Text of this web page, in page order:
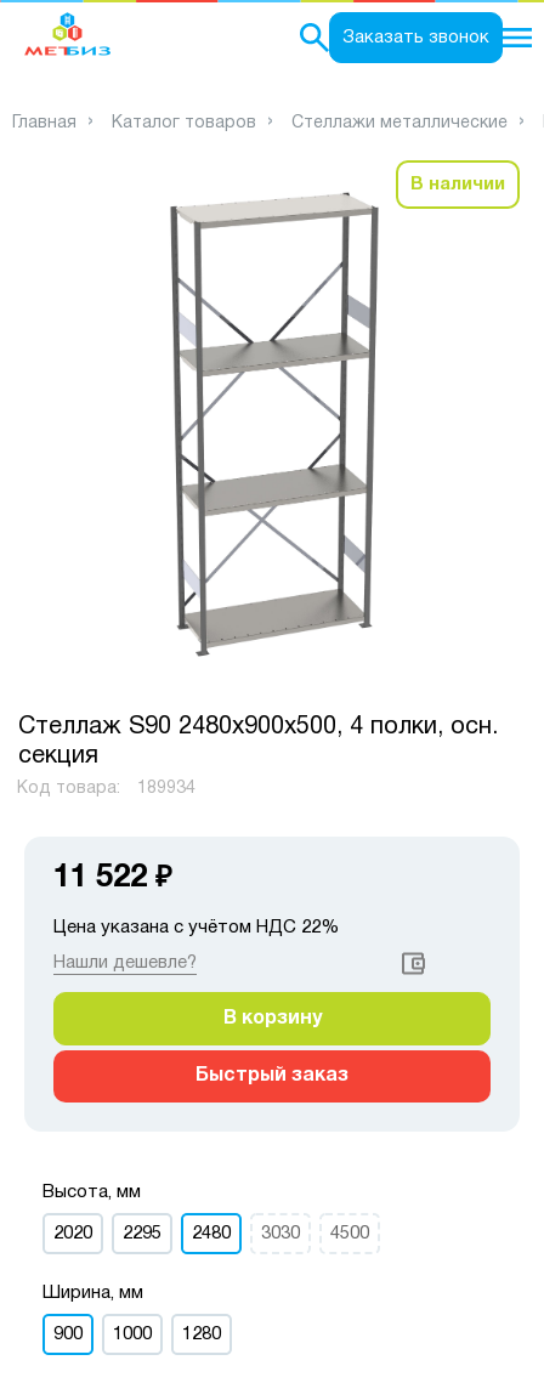
Заказать звонок
Главная Каталог товаров Стеллажи металлические
В наличии
Стеллаж S90 2480х900х500, 4 полки, осн.
секция
Код товара: 189934
11 522 ₽
Цена указана с учётом НДС 22%
Нашли дешевле?
В корзину
Быстрый заказ
Высота, мм
2020 2295 2480 3030 4500
Ширина, мм
900 1000 1280